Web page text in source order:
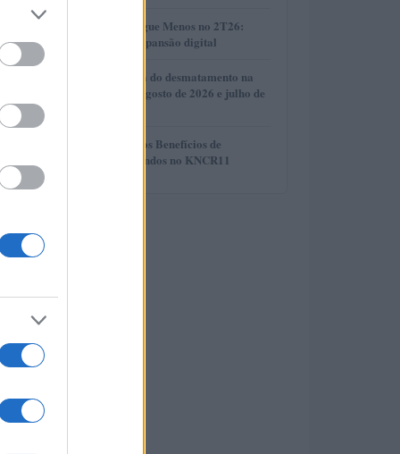
3
Resultados da Pague Menos no 2T26:
lucro, receita e expansão digital
Redução histórica do desmatamento na
Amazônia entre agosto de 2026 e julho de
Compreendendo os Benefícios de
Reinvestir Dividendos no KNCR11